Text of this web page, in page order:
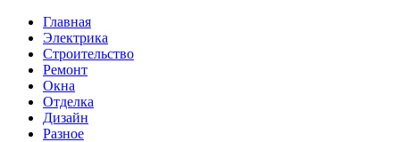
Главная
Электрика
Строительство
Ремонт
Окна
Отделка
Дизайн
Разное